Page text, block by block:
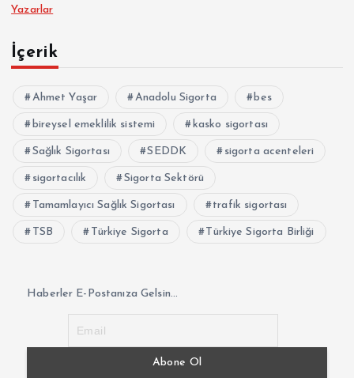
Yazarlar
İçerik
Ahmet Yaşar Anadolu Sigorta bes
bireysel emeklilik sistemi kasko sigortası
Sağlık Sigortası SEDDK sigorta acenteleri
sigortacılık Sigorta Sektörü
Tamamlayıcı Sağlık Sigortası trafik sigortası
TSB Türkiye Sigorta Türkiye Sigorta Birliği
Haberler E-Postanıza Gelsin...